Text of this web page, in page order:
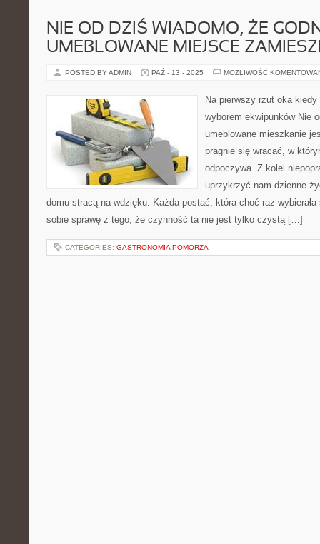
NIE OD DZIŚ WIADOMO, ŻE
UMEBLOWANE MIEJSCE
POSTED BY ADMIN PAŹ - 13 - 2025 MOŻLIWOŚĆ
Na pierwszy rzut oka
wyborem ekwipunków Nie
umeblowane mieszkanie
pragnie się wracać, w
odpoczywa. Z kolei
uprzykrzyć nam dzienne
domu stracą na wdzięku. Każda postać, która choć raz
sobie sprawę z tego, że czynność ta nie jest tylko czystą […]
CATEGORIES: GASTRONOMIA POMORZA